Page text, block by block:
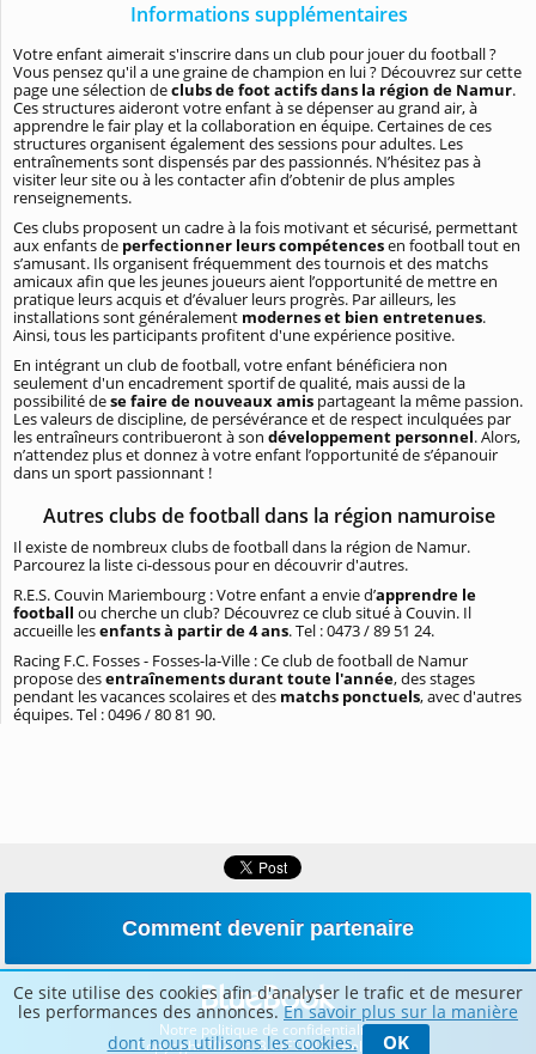
Informations supplémentaires
Votre enfant aimerait s'inscrire dans un club pour jouer du football ?
Vous pensez qu'il a une graine de champion en lui ? Découvrez sur cette
page une sélection declubs de foot actifs dans la région de Namur.
Ces structures aideront votre enfant à se dépenser au grand air, à
apprendre le fair play et la collaboration en équipe. Certaines de ces
structures organisent également des sessions pour adultes. Les
entraînements sont dispensés par des passionnés. N’hésitez pas à
visiter leur site ou à les contacter afin d’obtenir de plus amples
renseignements.
Ces clubs proposent un cadre à la fois motivant et sécurisé, permettant
aux enfants de perfectionner leurs compétencesen football tout en
s’amusant. Ils organisent fréquemment des tournois et des matchs
amicaux afin que les jeunes joueurs aient l’opportunité de mettre en
pratique leurs acquis et d’évaluer leurs progrès. Par ailleurs, les
installations sont généralement modernes et bien entretenues.
Ainsi, tous les participants profitent d'une expérience positive.
En intégrant un club de football, votre enfant bénéficiera non
seulement d'un encadrement sportif de qualité, mais aussi de la
possibilité dese faire de nouveaux amis partageant la même passion.
Les valeurs de discipline, de persévérance et de respect inculquées par
les entraîneurs contribueront à son développement personnel. Alors,
n’attendez plus et donnez à votre enfant l’opportunité de s’épanouir
dans un sport passionnant !
Autres clubs de football dans la région namuroise
Il existe de nombreux clubs de football dans la région de Namur.
Parcourez la liste ci-dessous pour en découvrir d'autres.
R.E.S. Couvin Mariembourg : Votre enfant a envie d’apprendre le
football ou cherche un club? Découvrez ce club situé à Couvin. Il
accueille lesenfants à partir de 4 ans. Tel : 0473 / 89 51 24.
Racing F.C. Fosses - Fosses-la-Ville : Ce club de football de Namur
propose desentraînements durant toute l'année, des stages
pendant les vacances scolaires et des matchs ponctuels, avec d'autres
équipes. Tel : 0496 / 80 81 90.
Comment devenir partenaire
Notre politique de confidentialité
Copyright 2026 © BLUETIME – Belgique
Ce site utilise des cookies afin d'analyser le trafic et de mesurer
les performances des annonces.En savoir plus sur la manière
dont nous utilisons les cookies.
OK